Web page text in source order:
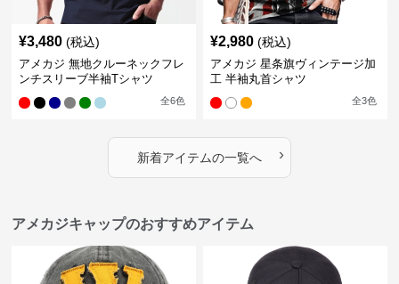
¥3,480 (税込)
アメカジ 無地クルーネックフレ
ンチスリーブ半袖Tシャツ
全6色
¥2,980 (税込)
アメカジ 星条旗ヴィンテージ加
工 半袖丸首シャツ
全3色
新着アイテムの一覧へ ›
アメカジキャップのおすすめアイテム